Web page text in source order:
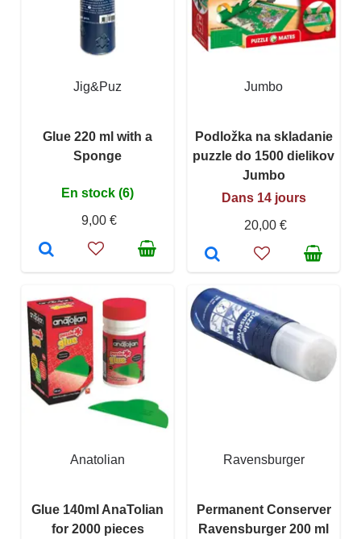
Jig&Puz
Glue 220 ml with a
Sponge
En stock (6)
9,00 €
Jumbo
Podložka na skladanie
puzzle do 1500 dielikov
Jumbo
Dans 14 jours
20,00 €
Anatolian
Glue 140ml AnaTolian
for 2000 pieces
Ravensburger
Permanent Conserver
Ravensburger 200 ml